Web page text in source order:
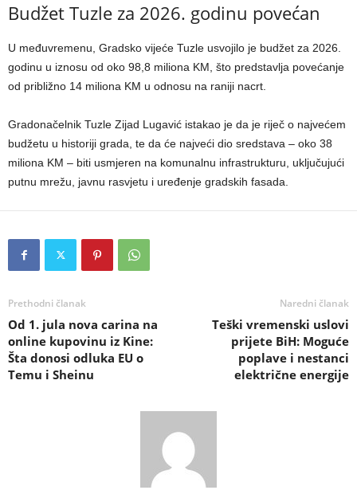
Budžet Tuzle za 2026. godinu povećan
U međuvremenu, Gradsko vijeće Tuzle usvojilo je budžet za 2026.
godinu u iznosu od oko 98,8 miliona KM, što predstavlja povećanje
od približno 14 miliona KM u odnosu na raniji nacrt.
Gradonačelnik Tuzle Zijad Lugavić istakao je da je riječ o najvećem
budžetu u historiji grada, te da će najveći dio sredstava – oko 38
miliona KM – biti usmjeren na komunalnu infrastrukturu, uključujući
putnu mrežu, javnu rasvjetu i uređenje gradskih fasada.
Prethodni članak
Od 1. jula nova carina na
online kupovinu iz Kine:
Šta donosi odluka EU o
Temu i Sheinu
Naredni članak
Teški vremenski uslovi
prijete BiH: Moguće
poplave i nestanci
električne energije